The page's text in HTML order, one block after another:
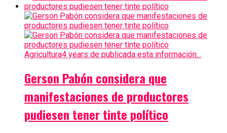
Agricultura4 years de publicada esta información...
Gerson Pabón considera que
manifestaciones de productores
pudiesen tener tinte político